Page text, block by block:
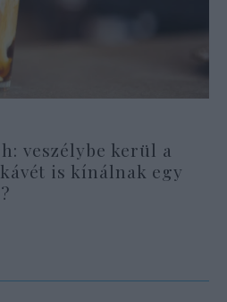
veszélybe kerül a
is kínálnak egy